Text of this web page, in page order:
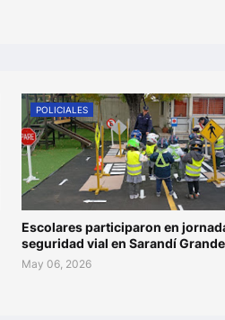
POLICIALES
Escolares participaron en
seguridad vial en Sarandí Grande
May 06, 2026